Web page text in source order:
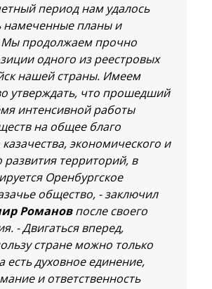
период нам удалось
намеченные планы и
продолжаем прочно
одного из реестровых
нашей страны. Имеем
утверждать, что прошедший
интенсивной работы
на общее благо
экономического и
развития территорий, в
Оренбургское
общество, - заключил
Романовпосле своего
- Двигаться вперед,
стране можно только
есть духовное единение,
и ответственность